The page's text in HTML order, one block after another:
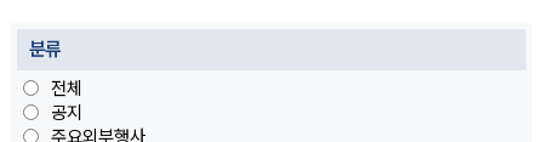
분류
전체
공지
주요외부행사